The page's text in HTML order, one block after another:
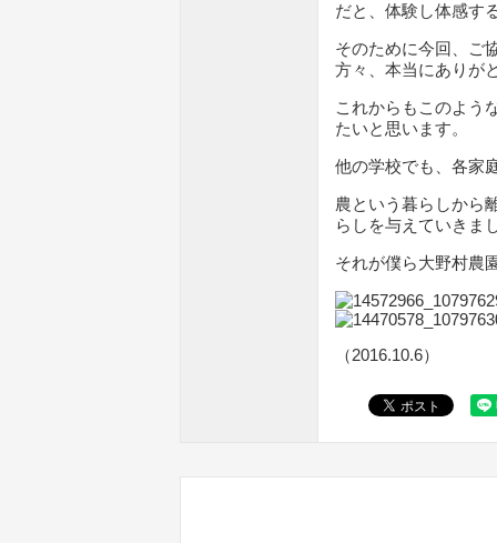
だと、体験し体感す
そのために今回、ご
方々、本当にありが
これからもこのよう
たいと思います。
他の学校でも、各家
農という暮らしから
らしを与えていきま
それが僕ら大野村農
（2016.10.6）